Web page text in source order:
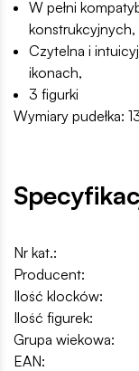
W pełni
konstrukcyjnych,
Czytelna i
ikonach,
3 figurki
Wymiary pudełka:
Nr kat.:
Producent:
Ilość klocków:
Ilość figurek:
Grupa wiekowa:
EAN: